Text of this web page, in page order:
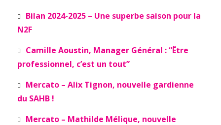
Bilan 2024-2025 – Une superbe saison pour la
N2F
Camille Aoustin, Manager Général : “Être
professionnel, c’est un tout”
Mercato – Alix Tignon, nouvelle gardienne
du SAHB !
Mercato – Mathilde Mélique, nouvelle